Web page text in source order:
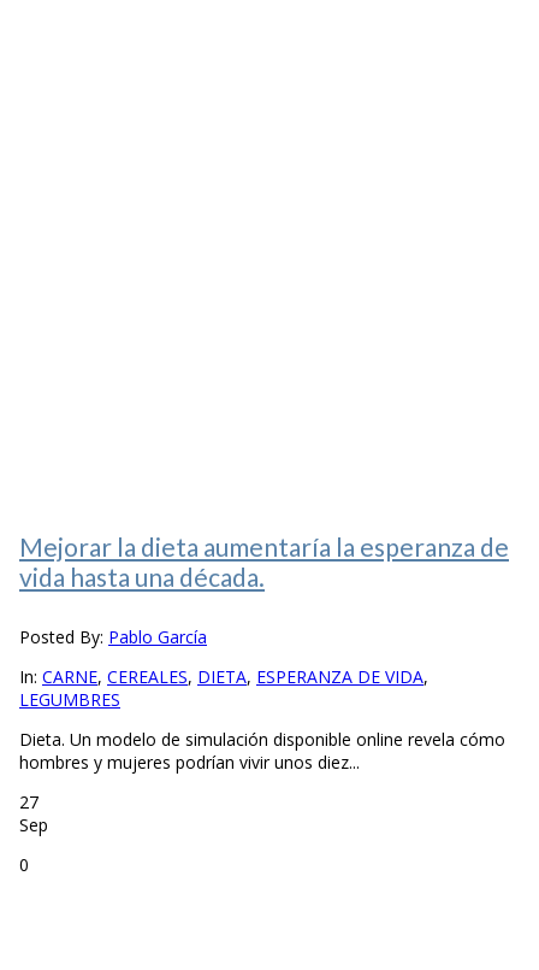
Mejorar la dieta aumentaría la esperanza de
vida hasta una década.
Posted By: Pablo García
In: CARNE, CEREALES, DIETA, ESPERANZA DE VIDA,
LEGUMBRES
Dieta. Un modelo de simulación disponible online revela cómo
hombres y mujeres podrían vivir unos diez...
27
Sep
0